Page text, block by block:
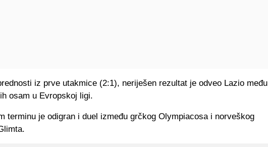
iz prve utakmice (2:1), neriješen rezultat je odveo Lazio među
osam u Evropskoj ligi.
terminu je odigran i duel između grčkog Olympiacosa i norveškog